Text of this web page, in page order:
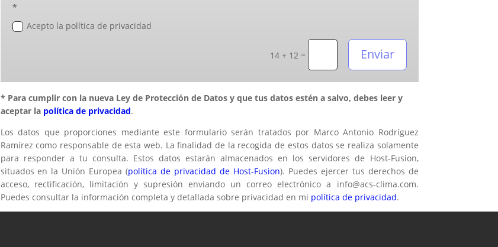
*
Acepto la política de privacidad
14 + 12 = Enviar
* Para cumplir con la nueva Ley de Protección de Datos y que tus datos estén a salvo, debes leer y
aceptar la política de privacidad.
Los datos que proporciones mediante este formulario serán tratados por Marco Antonio Rodríguez
Ramírez como responsable de esta web. La finalidad de la recogida de estos datos se realiza solamente
para responder a tu consulta. Estos datos estarán almacenados en los servidores de Host-Fusion,
situados en la Unión Europea (política de privacidad de Host-Fusion). Puedes ejercer tus derechos de
acceso, rectificación, limitación y supresión enviando un correo electrónico a info@acs-clima.com.
Puedes consultar la información completa y detallada sobre privacidad en mi política de privacidad.